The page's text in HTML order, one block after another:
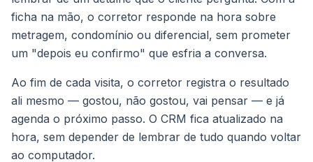
ficha na mão, o corretor responde na hora sobre
metragem, condomínio ou diferencial, sem prometer
um "depois eu confirmo" que esfria a conversa.
Ao fim de cada visita, o corretor registra o resultado
ali mesmo — gostou, não gostou, vai pensar — e já
agenda o próximo passo. O CRM fica atualizado na
hora, sem depender de lembrar de tudo quando voltar
ao computador.